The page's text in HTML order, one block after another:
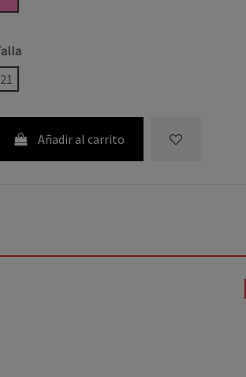
21
Añadir al carrito